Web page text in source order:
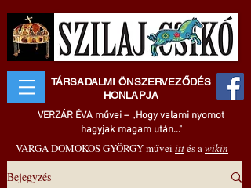
TÁRSADALMI ÖNSZERVEZŐDÉS
HONLAPJA
VERZÁR ÉVA művei – „Hogy valami nyomot
hagyjak magam után..."
VARGA DOMOKOS GYÖRGY művei ittés awikin
Bejegyzés